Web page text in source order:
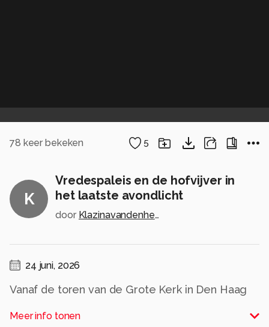
78 keer bekeken 5
K
Vredespaleis en de hofvijver in
het laatste avondlicht
door Klazinavandenherik
24 juni, 2026
Vanaf de toren van de Grote Kerk in Den Haag
als dan ook de lucht zo mooi kleurt…
Meer info tonen